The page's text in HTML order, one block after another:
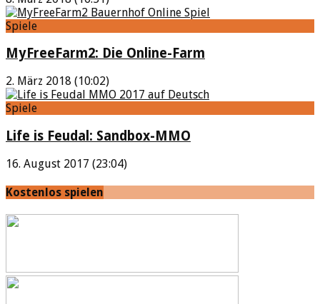
Spiele
MyFreeFarm2: Die Online-Farm
2. März 2018 (10:02)
Spiele
Life is Feudal: Sandbox-MMO
16. August 2017 (23:04)
Kostenlos spielen